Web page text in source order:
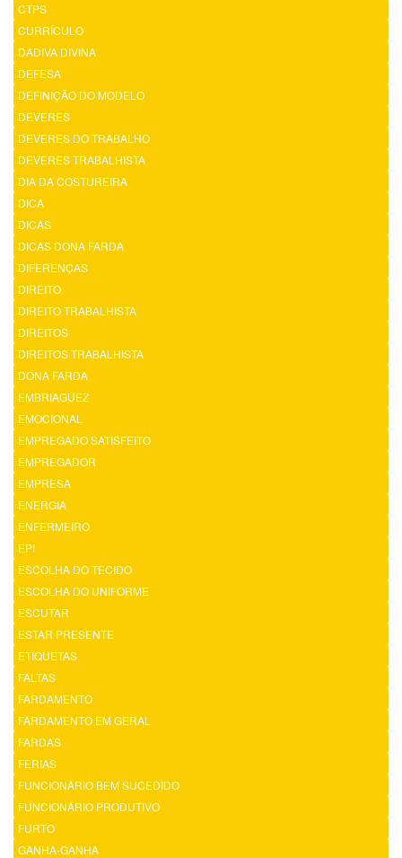
CTPS
CURRÍCULO
DADIVA DIVINA
DEFESA
DEFINIÇÃO DO MODELO
DEVERES
DEVERES DO TRABALHO
DEVERES TRABALHISTA
DIA DA COSTUREIRA
DICA
DICAS
DICAS DONA FARDA
DIFERENÇAS
DIREITO
DIREITO TRABALHISTA
DIREITOS
DIREITOS TRABALHISTA
DONA FARDA
EMBRIAGUEZ
EMOCIONAL
EMPREGADO SATISFEITO
EMPREGADOR
EMPRESA
ENERGIA
ENFERMEIRO
EPI
ESCOLHA DO TECIDO
ESCOLHA DO UNIFORME
ESCUTAR
ESTAR PRESENTE
ETIQUETAS
FALTAS
FARDAMENTO
FARDAMENTO EM GERAL
FARDAS
FERIAS
FUNCIONÁRIO BEM SUCEDIDO
FUNCIONÁRIO PRODUTIVO
FURTO
GANHA-GANHA